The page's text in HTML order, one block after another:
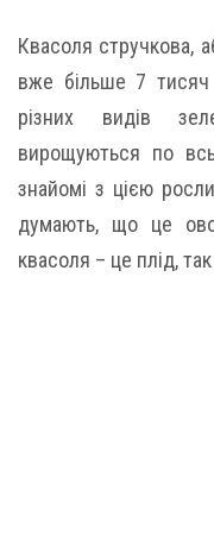
Квасоля стручкова,
вже більше 7 тисяч
різних видів
вирощуються по
знайомі з цією
думають, що це
квасоля – це плід,